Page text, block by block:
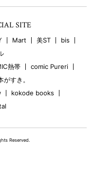
SITE
Mart 美ST
bis
熱帯
comic Pureri
がすき。
kokode books
Reserved.